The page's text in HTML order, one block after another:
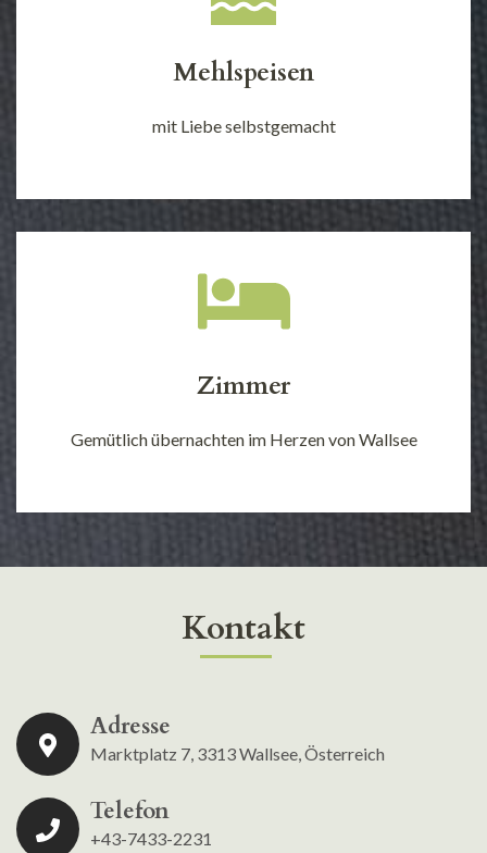
Mehlspeisen
mit Liebe selbstgemacht
Zimmer
Gemütlich übernachten im Herzen von Wallsee
Kontakt
Adresse
Marktplatz 7, 3313 Wallsee, Österreich
Telefon
+43-7433-2231